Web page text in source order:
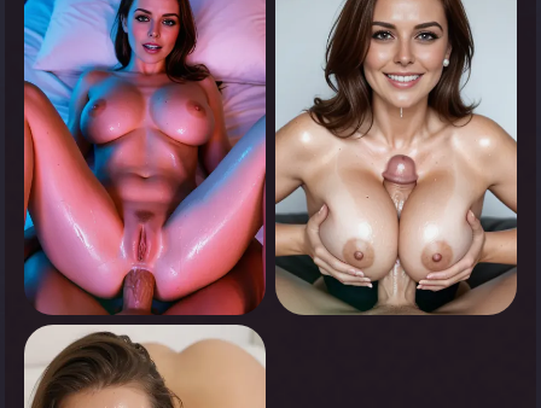
انقر لرؤية انقر لرؤية
0
انقر لرؤية